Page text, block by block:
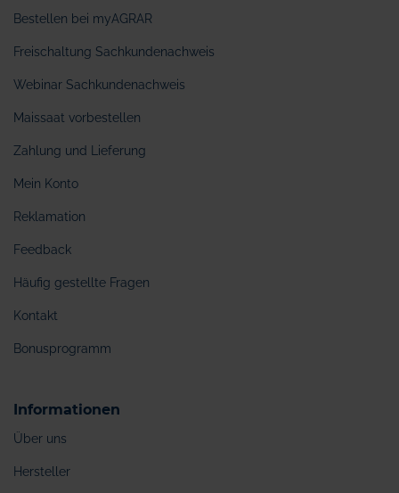
Bestellen bei myAGRAR
Freischaltung Sachkundenachweis
Webinar Sachkundenachweis
Maissaat vorbestellen
Zahlung und Lieferung
Mein Konto
Reklamation
Feedback
Häufig gestellte Fragen
Kontakt
Bonusprogramm
Informationen
Über uns
Hersteller